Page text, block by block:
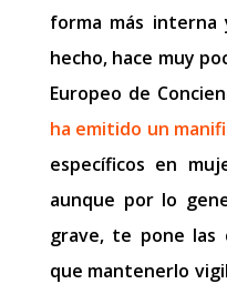
forma más interna
hecho, hace muy
Europeo de
ha emitido un
específicos en
aunque por lo
grave, te pone las
que mantenerlo